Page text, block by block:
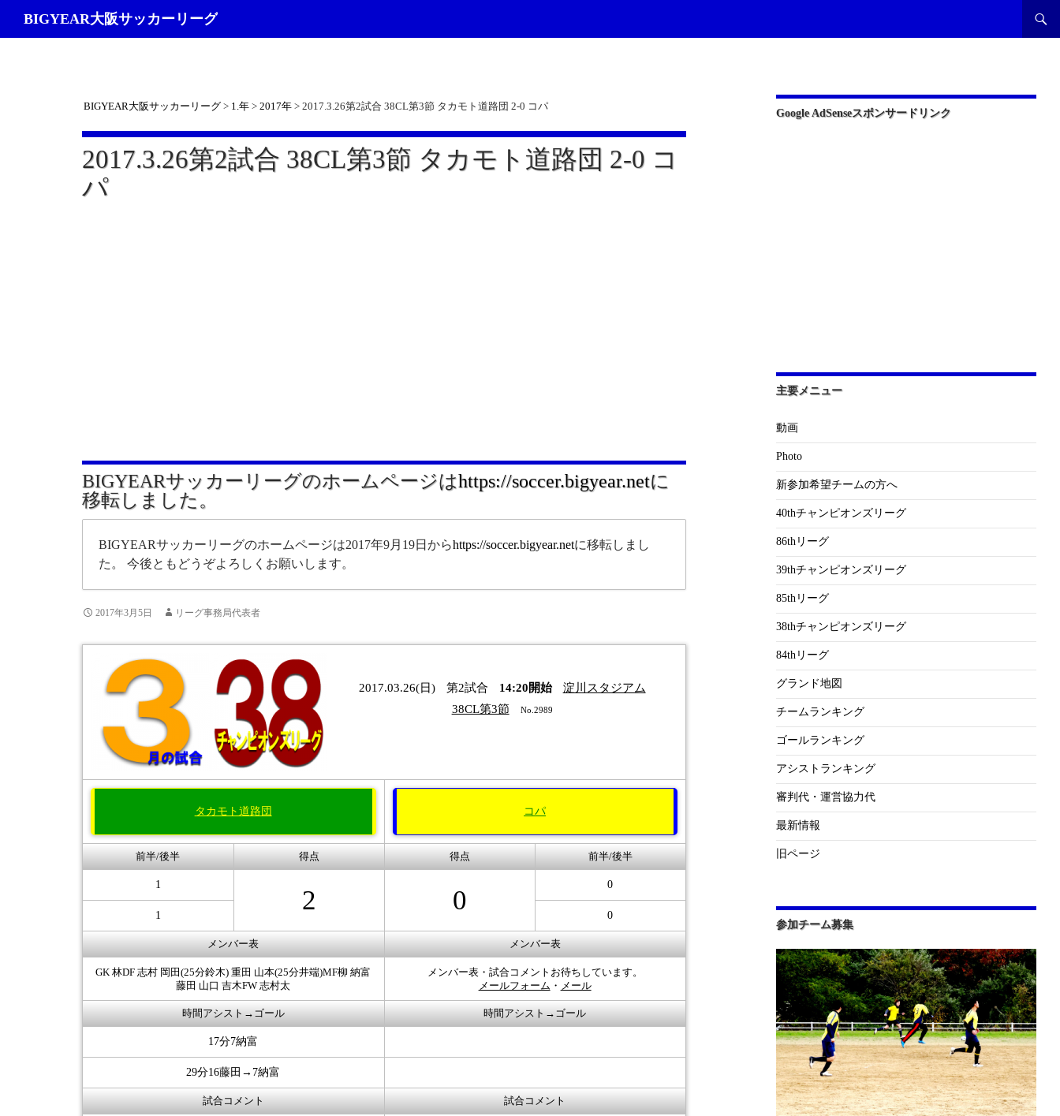
BIGYEAR大阪サッカーリーグ
BIGYEAR大阪サッカーリーグ> 1.年> 2017年> 2017.3.26第2試合 38CL第3節 タカモト道路団 2-0 コパ
2017.3.26第2試合 38CL第3節 タカモト道路団 2-0 コ
パ
BIGYEARサッカーリーグのホームページはhttps://soccer.bigyear.netに
移転しました。
BIGYEARサッカーリーグのホームページは2017年9月19日からhttps://soccer.bigyear.netに移転しまし
た。 今後ともどうぞよろしくお願いします。
2017年3月5日 リーグ事務局代表者
2017.03.26(日) 第2試合 14:20開始
淀川スタジアム
38CL第3節
No.2989
タカモト道路団 コパ
前半/後半 得点 得点 前半/後半
1
2 0
0
1 0
メンバー表 メンバー表
GK 林DF 志村 岡田(25分鈴木) 重田 山本(25分井端)MF柳 納富
藤田 山口 吉木FW 志村太
メンバー表・試合コメントお待ちしています。
メールフォーム ・ メール
時間アシスト→ゴール 時間アシスト→ゴール
17分7納富
29分16藤田→7納富
試合コメント 試合コメント
Google AdSenseスポンサードリンク
主要メニュー
動画
Photo
新参加希望チームの方へ
40thチャンピオンズリーグ
86thリーグ
39thチャンピオンズリーグ
85thリーグ
38thチャンピオンズリーグ
84thリーグ
グランド地図
チームランキング
ゴールランキング
アシストランキング
審判代・運営協力代
最新情報
旧ページ
参加チーム募集